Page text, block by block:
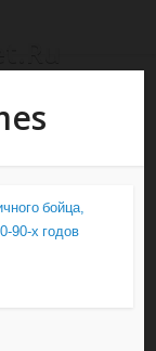
бойца,
90-х годов